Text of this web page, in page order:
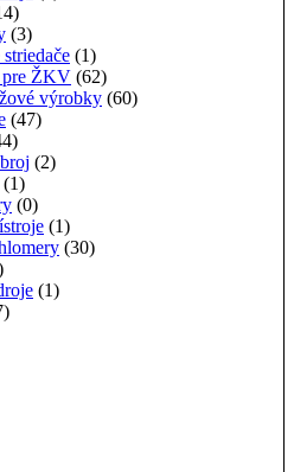
(3)
(1)
ŽKV (62)
výrobky (60)
(47)
(2)
(1)
(0)
(1)
(30)
(1)